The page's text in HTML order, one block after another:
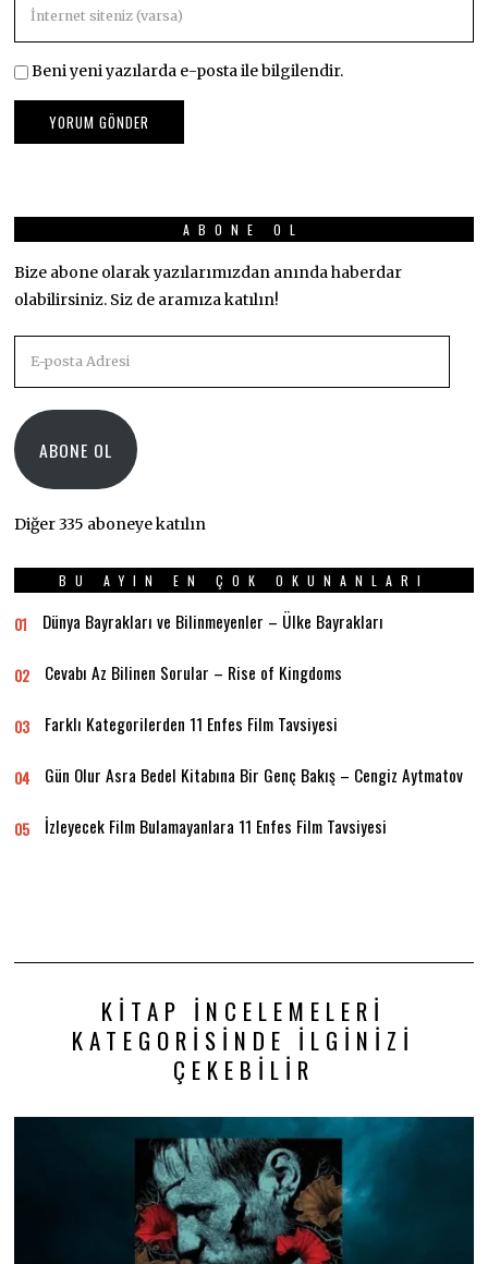
Beni yeni yazılarda e-posta ile bilgilendir.
ABONE OL
Bize abone olarak yazılarımızdan anında haberdar
olabilirsiniz. Siz de aramıza katılın!
posta
ABONE OL
Diğer 335 aboneye katılın
BU AYIN EN ÇOK OKUNANLARI
01 Dünya Bayrakları ve Bilinmeyenler – Ülke Bayrakları
02 Cevabı Az Bilinen Sorular – Rise of Kingdoms
03 Farklı Kategorilerden 11 Enfes Film Tavsiyesi
04 Gün Olur Asra Bedel Kitabına Bir Genç Bakış – Cengiz Aytmatov
05 İzleyecek Film Bulamayanlara 11 Enfes Film Tavsiyesi
KITAP İNCELEMELERI
KATEGORISINDE İLGINIZI
ÇEKEBILIR